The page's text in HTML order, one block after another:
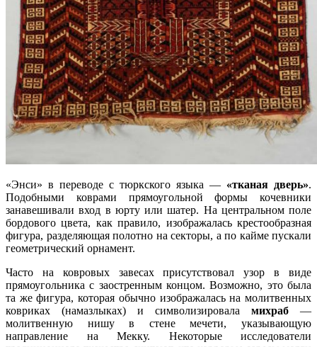
«Энси» в переводе с тюркского языка — «тканая дверь».
Подобными коврами прямоугольной формы кочевники
занавешивали вход в юрту или шатер. На центральном поле
бордового цвета, как правило, изображалась крестообразная
фигура, разделяющая полотно на секторы, а по кайме пускали
геометрический орнамент.
Часто на ковровых завесах присутствовал узор в виде
прямоугольника с заостренным концом. Возможно, это была
та же фигура, которая обычно изображалась на молитвенных
ковриках (намазлыках) и символизировала михраб —
молитвенную нишу в стене мечети, указывающую
направление на Мекку. Некоторые исследователи